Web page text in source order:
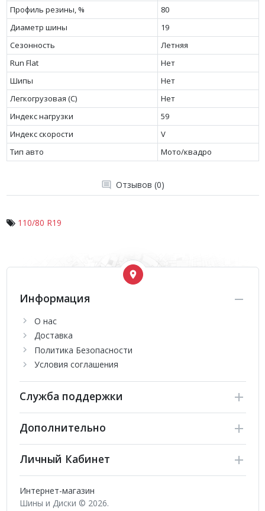
Профиль резины, %
80
Диаметр шины
19
Сезонность
Летняя
Run Flat
Нет
Шипы
Нет
Легкогрузовая (C)
Нет
Индекс нагрузки
59
Индекс скорости
V
Тип авто
Мото/квадро
Отзывов (0)
110/80 R19
Информация
О нас
Доставка
Политика Безопасности
Условия соглашения
Служба поддержки
Дополнительно
Личный Кабинет
Интернет-магазин
Шины и Диски © 2026.